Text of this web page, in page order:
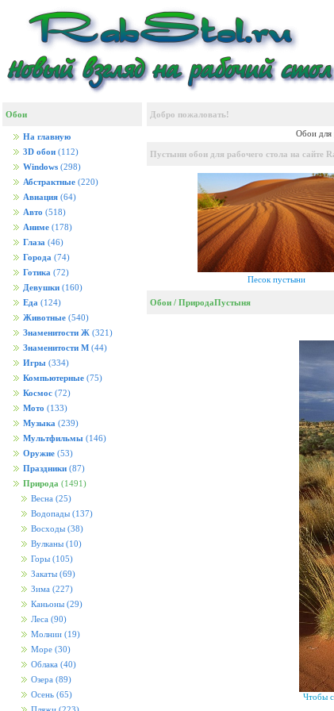
Обои
На главную
3D обои (112)
Windows (298)
Абстрактные (220)
Авиация (64)
Авто (518)
Аниме (178)
Глаза (46)
Города (74)
Готика (72)
Девушки (160)
Еда (124)
Животные (540)
Знаменитости Ж (321)
Знаменитости М (44)
Игры (334)
Компьютерные (75)
Космос (72)
Мото (133)
Музыка (239)
Мультфильмы (146)
Оружие (53)
Праздники (87)
Природа (1491)
Весна (25)
Водопады (137)
Восходы (38)
Вулканы (10)
Горы (105)
Закаты (69)
Зима (227)
Каньоны (29)
Леса (90)
Молнии (19)
Море (30)
Облака (40)
Озера (89)
Осень (65)
Добро пожаловать!
Обои для
Пустыни обои для рабочего стола на сайте
Песок пустыни
Обои / ПриродаПустыня
Чтобы